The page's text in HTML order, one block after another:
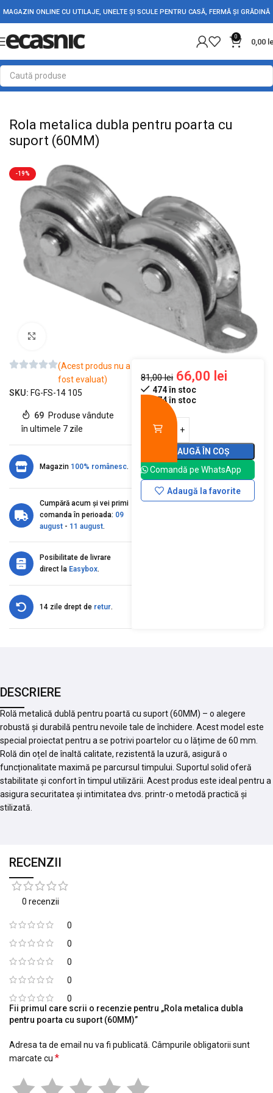
MAGAZIN ONLINE CU UTILAJE, UNELTE ȘI SCULE PENTRU CASĂ, FERMĂ ȘI GRĂDINĂ
0
0,00
Prima pagină Fără categorie
Rola metalica dubla pentru poarta cu
suport (60MM)
-19%
(Acest produs nu a
fost evaluat)
SKU: FG-FS-14 105
69 Produse vândute
în ultimele 7 zile
Magazin 100% românesc.
Cumpără acum și vei primi
comanda în perioada: 09
august - 11 august.
Posibilitate de livrare
direct la Easybox.
14 zile drept de retur.
81,00lei 66,00 lei
474 în stoc
474 în stoc
ADAUGĂ ÎN COȘ
Comandă pe WhatsApp
Adaugă la favorite
DESCRIERE
Rolă metalică dublă pentru poartă cu suport (60MM) – o alegere
robustă și durabilă pentru nevoile tale de închidere. Acest model este
special proiectat pentru a se potrivi poartelor cu o lățime de 60 mm.
Rolă din oțel de înaltă calitate, rezistentă la uzură, asigură o
funcționalitate maximă pe parcursul timpului. Suportul solid oferă
stabilitate și confort în timpul utilizării. Acest produs este ideal pentru a
asigura securitatea și intimitatea dvs. printr-o metodă practică și
stilizată.
RECENZII
0 recenzii
0
0
0
0
0
Fii primul care scrii o recenzie pentru „Rola metalica dubla
pentru poarta cu suport (60MM)”
Adresa ta de email nu va fi publicată. Câmpurile obligatorii sunt
marcate cu *